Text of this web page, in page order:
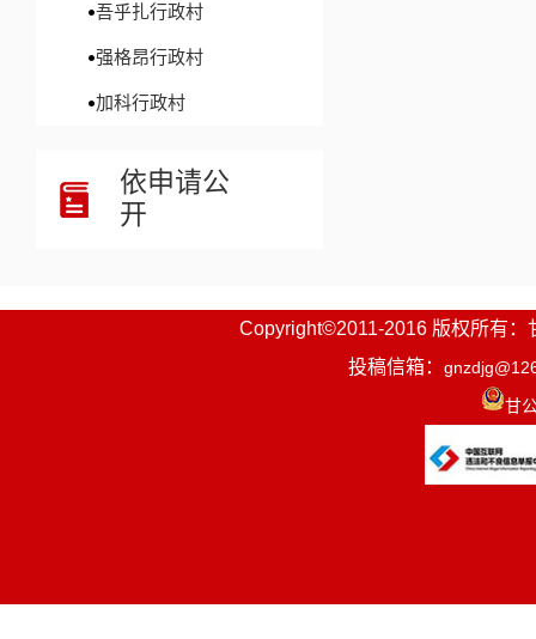
吾乎扎行政村
强格昂行政村
加科行政村
依申请公
开
Copyright©2011-2016 版权所有：
投稿信箱：
甘